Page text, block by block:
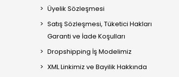
Üyelik Sözleşmesi
Satış Sözleşmesi, Tüketici Hakları
Garanti ve İade Koşulları
Dropshipping İş Modelimiz
XML Linkimiz ve Bayilik Hakkında